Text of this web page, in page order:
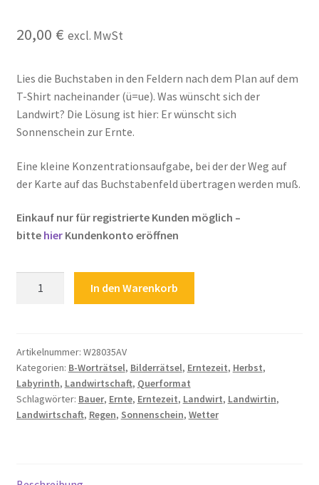
Über Rätselkind
Versandarten
Widerrufsbelehrung
20,00 € excl. MwSt
Lies die Buchstaben in den Feldern nach dem Plan auf dem
T-Shirt nacheinander (ü=ue). Was wünscht sich der
Landwirt? Die Lösung ist hier: Er wünscht sich
Sonnenschein zur Ernte.
Eine kleine Konzentrationsaufgabe, bei der der Weg auf
der Karte auf das Buchstabenfeld übertragen werden muß.
Einkauf nur für registrierte Kunden möglich –
bitte hierKundenkonto eröffnen
Landwirt
Landwirtin
Bauer
Erntezeit
Ernte
In den Warenkorb
Artikelnummer: W28035AV
Kategorien: B-Worträtsel, Bilderrätsel, Erntezeit, Herbst,
Labyrinth, Landwirtschaft, Querformat
Schlagwörter: Bauer, Ernte, Erntezeit, Landwirt, Landwirtin,
Landwirtschaft, Regen, Sonnenschein, Wetter